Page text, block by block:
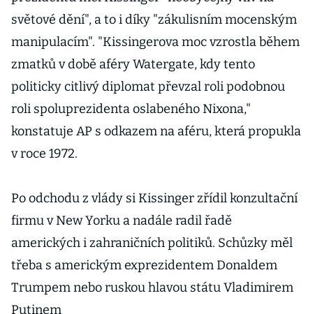
superporadce
Pojar
světové dění", a to i díky "zákulisním mocenským
manipulacím". "Kissingerova moc vzrostla během
zmatků v době aféry Watergate, kdy tento
politicky citlivý diplomat převzal roli podobnou
roli spoluprezidenta oslabeného Nixona,"
konstatuje AP s odkazem na aféru, která propukla
v roce 1972.
Po odchodu z vlády si Kissinger zřídil konzultační
firmu v New Yorku a nadále radil řadě
amerických i zahraničních politiků. Schůzky měl
třeba s americkým exprezidentem Donaldem
Trumpem nebo ruskou hlavou státu Vladimirem
Putinem